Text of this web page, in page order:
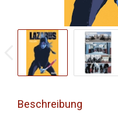
Beschreibung